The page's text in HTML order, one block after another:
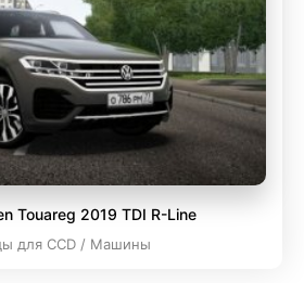
Touareg 2019 TDI R-Line
для CCD / Машины